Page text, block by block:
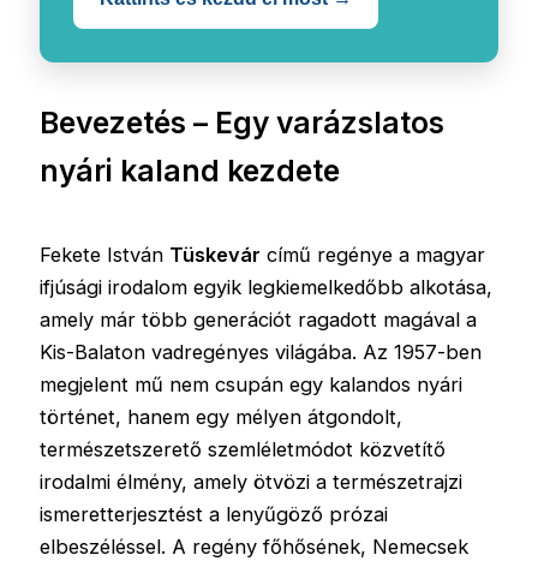
Bevezetés – Egy varázslatos
nyári kaland kezdete
Fekete István Tüskevár című regénye a magyar
ifjúsági irodalom egyik legkiemelkedőbb alkotása,
amely már több generációt ragadott magával a
Kis-Balaton vadregényes világába. Az 1957-ben
megjelent mű nem csupán egy kalandos nyári
történet, hanem egy mélyen átgondolt,
természetszerető szemléletmódot közvetítő
irodalmi élmény, amely ötvözi a természetrajzi
ismeretterjesztést a lenyűgöző prózai
elbeszéléssel. A regény főhősének, Nemecsek